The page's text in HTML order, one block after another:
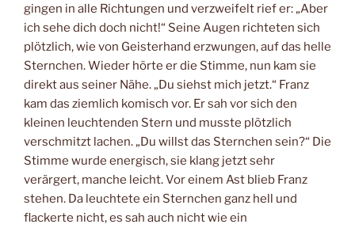
gingen in alle Richtungen und verzweifelt rief er: „Aber
ich sehe dich doch nicht!“ Seine Augen richteten sich
plötzlich, wie von Geisterhand erzwungen, auf das helle
Sternchen. Wieder hörte er die Stimme, nun kam sie
direkt aus seiner Nähe. „Du siehst mich jetzt.“ Franz
kam das ziemlich komisch vor. Er sah vor sich den
kleinen leuchtenden Stern und musste plötzlich
verschmitzt lachen. „Du willst das Sternchen sein?“ Die
Stimme wurde energisch, sie klang jetzt sehr
verärgert, manche leicht. Vor einem Ast blieb Franz
stehen. Da leuchtete ein Sternchen ganz hell und
flackerte nicht, es sah auch nicht wie ein